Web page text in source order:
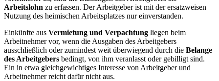
Arbeitslohn zu erfassen. Der Arbeitgeber ist mit der ersatzweisen
Nutzung des heimischen Arbeitsplatzes nur einverstanden.
Einkünfte aus Vermietung und Verpachtung liegen beim
Arbeitnehmer vor, wenn die Ausgaben des Arbeitgebers
ausschließlich oder zumindest weit überwiegend durch die Belange
des Arbeitgebers bedingt, von ihm veranlasst oder gebilligt sind.
Ein in etwa gleichgewichtiges Interesse von Arbeitgeber und
Arbeitnehmer reicht dafür nicht aus.